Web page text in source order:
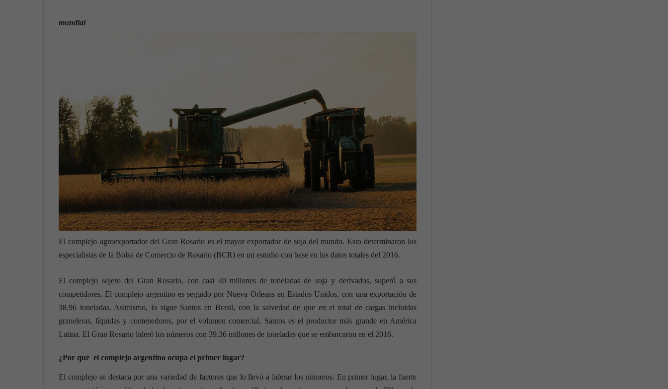
mundial
El complejo agroexportador del Gran Rosario es el mayor exportador de soja del mundo. Esto determinaron los
especialistas de la Bolsa de Comercio de Rosario (BCR) en un estudio con base en los datos totales del 2016.
El complejo sojero del Gran Rosario, con casi 40 millones de toneladas de soja y derivados, superó a sus
competidores. El complejo argentino es seguido por Nueva Orleans en Estados Unidos, con una exportación de
38.96 toneladas. Asimismo, lo sigue Santos en Brasil, con la salvedad de que en el total de cargas incluidas
graneleras, líquidas y contenedores, por el volumen comercial, Santos es el productor más grande en América
Latina. El Gran Rosario lideró los números con 39.36 millones de toneladas que se embarcaron en el 2016.
¿Por qué el complejo argentino ocupa el primer lugar?
El complejo se destaca por una variedad de factores que lo llevó a liderar los números. En primer lugar, la fuerte